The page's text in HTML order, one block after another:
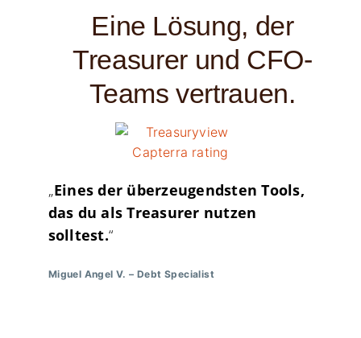
Eine Lösung, der
Treasurer und CFO-
Teams vertrauen.
„Eines der überzeugendsten Tools,
das du als Treasurer nutzen
solltest.“
Miguel Angel V. – Debt Specialist